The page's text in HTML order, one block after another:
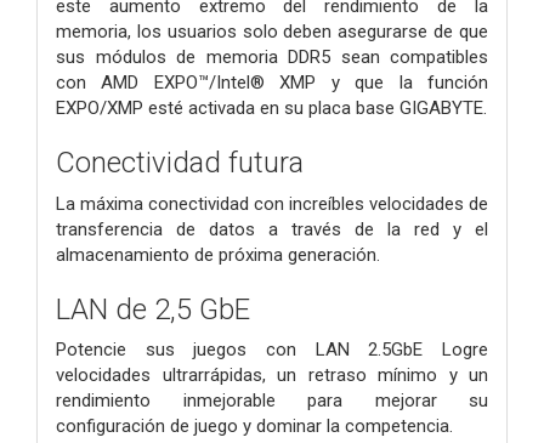
este aumento extremo del rendimiento de la
memoria, los usuarios solo deben asegurarse de que
sus módulos de memoria DDR5 sean compatibles
con AMD EXPO™/Intel® XMP y que la función
EXPO/XMP esté activada en su placa base GIGABYTE.
Conectividad futura
La máxima conectividad con increíbles velocidades de
transferencia de datos a través de la red y el
almacenamiento de próxima generación.
LAN de 2,5 GbE
Potencie sus juegos con LAN 2.5GbE Logre
velocidades ultrarrápidas, un retraso mínimo y un
rendimiento inmejorable para mejorar su
configuración de juego y dominar la competencia.